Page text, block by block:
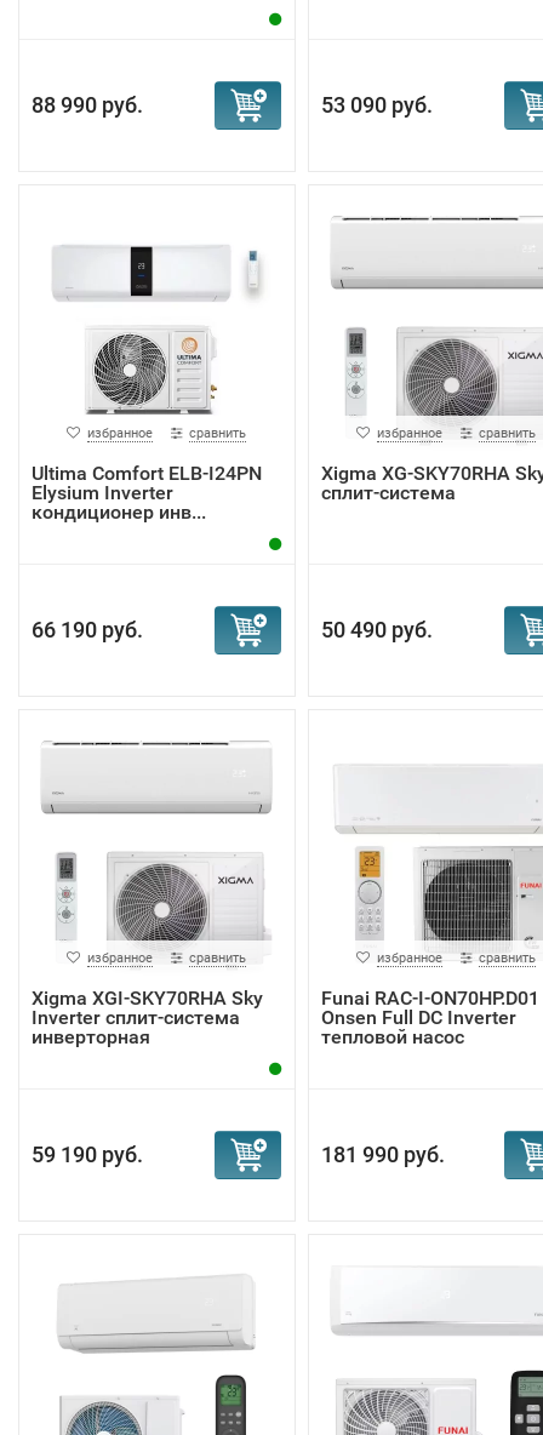
88 990 руб. 53 090 руб.
избранное сравнить
Ultima Comfort ELB-I24PN
Elysium Inverter
кондиционер инв...
66 190 руб.
избранное сравнить
Xigma XG-SKY70RHA
сплит-система
50 490 руб.
избранное сравнить
Xigma XGI-SKY70RHA Sky
Inverter сплит-система
инверторная
59 190 руб.
избранное сравнить
Funai RAC-I-ON70HP.D01
Onsen Full DC Inverter
тепловой насос
181 990 руб.